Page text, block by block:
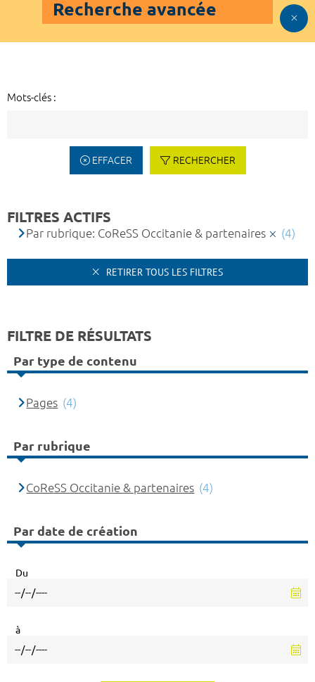
Recherche avancée
Mots-clés :
EFFACER RECHERCHER
FILTRES ACTIFS
Par rubrique: CoReSS Occitanie & partenaires (4)
RETIRER TOUS LES FILTRES
FILTRE DE RÉSULTATS
Par type de contenu
Pages (4)
Par rubrique
CoReSS Occitanie & partenaires (4)
Par date de création
Du
à